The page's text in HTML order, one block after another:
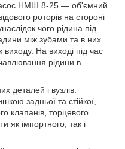
НМШ 8-25 — об'ємний.
роторів на стороні
чого рідина під
між зубами та в них
виходу. На виході під час
рідини в
деталей і вузлів:
задньої та стійкої,
клапанів, торцевого
як імпортного, так і